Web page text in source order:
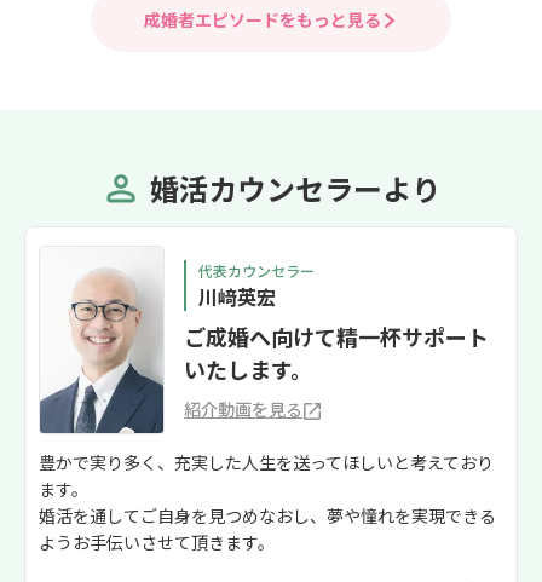
した。 ２、仮
しまった時な
いたり何が良く
にパーソナル診
持っていただけ
きに勇気を出し
成婚者エピソードをもっと見る
婚活カウンセラーより
代表カウンセラー
川﨑英宏
ご成婚へ向けて精一杯サポート
いたします。
紹介動画を見る
豊かで実り多く、充実した人生を送ってほしいと考えており
ます。
婚活を通してご自身を見つめなおし、夢や憧れを実現できる
ようお手伝いさせて頂きます。